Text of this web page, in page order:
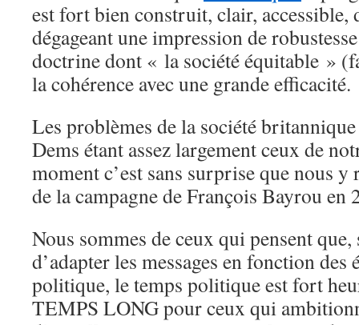
est fort bien construit, clair, accessible,
dégageant une impression de
doctrine dont « la société équitable »
la cohérence avec une grande efficacité.
Les problèmes de la société
Dems étant assez largement ceux de
moment c’est sans surprise que nous y
de la campagne de François Bayrou en
Nous sommes de ceux qui pensent
d’adapter les messages en fonction des
politique, le temps politique est fort
TEMPS LONG pour ceux qui